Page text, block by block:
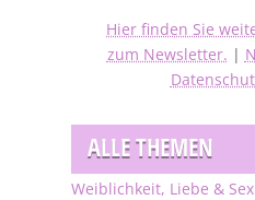
Hier finden Sie
zum Newsletter. |
ALLE THEMEN
Weiblichkeit, Liebe &